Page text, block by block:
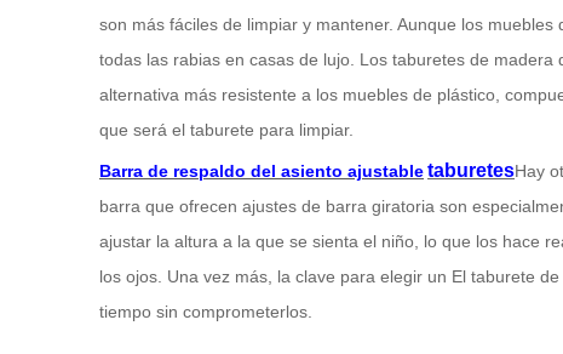
son más fáciles de limpiar y mantener. Aunque los
todas las rabias en casas de lujo. Los taburetes de
alternativa más resistente a los muebles de plástico,
que será el taburete para limpiar.
Barra de respaldo del asiento ajustabletaburetesHay
barra que ofrecen ajustes de barra giratoria son
ajustar la altura a la que se sienta el niño, lo que los hace
los ojos. Una vez más, la clave para elegir un El taburete
tiempo sin comprometerlos.